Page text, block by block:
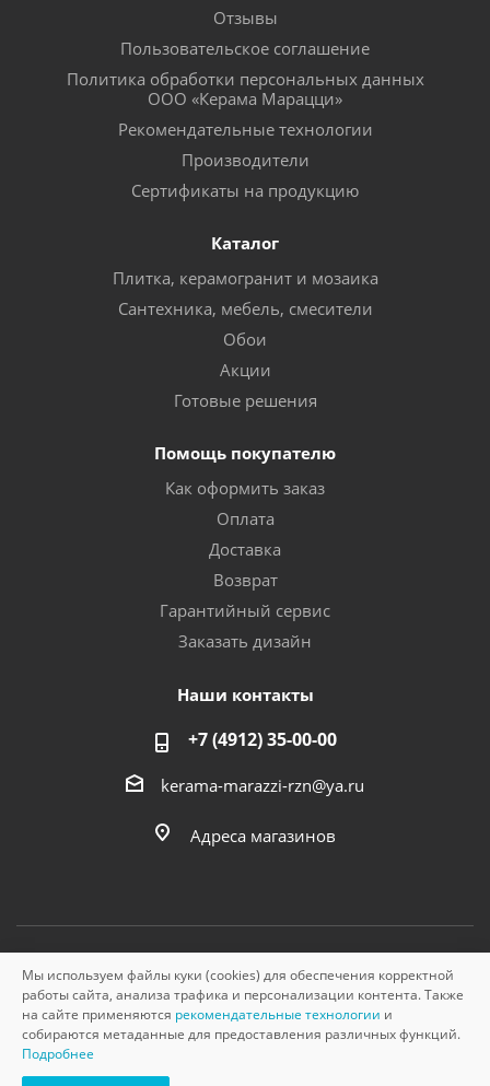
Отзывы
Пользовательское соглашение
Политика обработки персональных данных
ООО «Керама Марацци»
Рекомендательные технологии
Производители
Сертификаты на продукцию
Каталог
Плитка, керамогранит и мозаика
Сантехника, мебель, смесители
Обои
Акции
Готовые решения
Помощь покупателю
Как оформить заказ
Оплата
Доставка
Возврат
Гарантийный сервис
Заказать дизайн
Наши контакты
+7 (4912) 35-00-00
kerama-marazzi-rzn@ya.ru
Адреса магазинов
© «Керама Марацци», ОГРН 1145749000210, 2026
Мы используем файлы куки (cookies) для обеспечения корректной
работы сайта, анализа трафика и персонализации контента. Также
на сайте применяются рекомендательные технологии и
собираются метаданные для предоставления различных функций.
Подробнее